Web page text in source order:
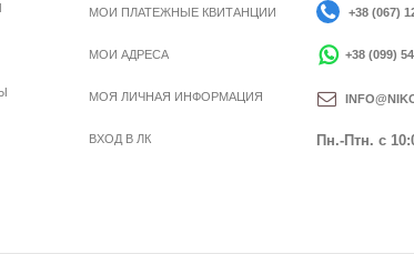
МОИ ПЛАТЕЖНЫЕ КВИТАНЦИИ
МОИ АДРЕСА
МОЯ ЛИЧНАЯ ИНФОРМАЦИЯ
ВХОД В ЛК
+38 (067)
+38 (099)
Пн.-Птн. c